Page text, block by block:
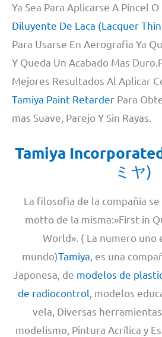
Ya Sea Para Aplicarse A Pincel
Diluyente De Laca (Lacquer
Para Usarse En Aerografia Ya
Y Queda Un Acabado Mas
Mejores Resultados Al Aplicar
Tamiya Paint Retarder Para
mas Suave, Parejo Y Sin Rayas.
Tamiya
ミヤ)
La filosofia de la compañía
motto de la misma:»First in
World». ( La numero uno
mundo)Tamiya , es una
Japonesa, de modelos de
de radiocontrol , modelos
vela, Diversas
modelismo, Pintura Acrílica y